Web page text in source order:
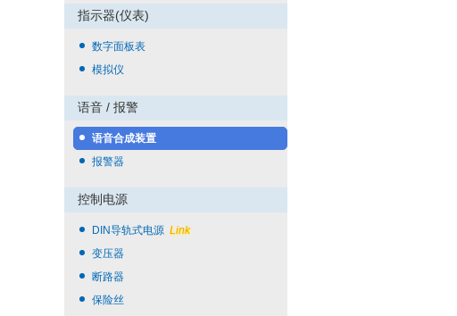
指示器(仪表)
数字面板表
模拟仪
语音 / 报警
语音合成装置
报警器
控制电源
DIN导轨式电源 Link
变压器
断路器
保险丝